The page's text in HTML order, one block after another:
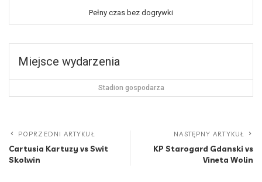
Pełny czas bez dogrywki
Miejsce wydarzenia
Stadion gospodarza
POPRZEDNI ARTYKUŁ
Cartusia Kartuzy vs Swit
Skolwin
NASTĘPNY ARTYKUŁ
KP Starogard Gdanski vs
Vineta Wolin